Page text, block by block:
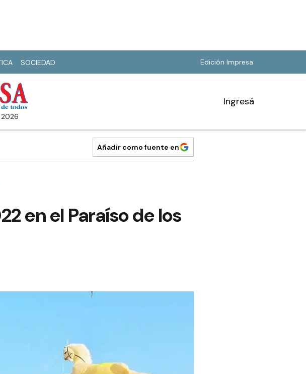
SOCIEDAD Edición Impresa
2026
Ingresá
Añadir como fuente en
en el Paraíso de los